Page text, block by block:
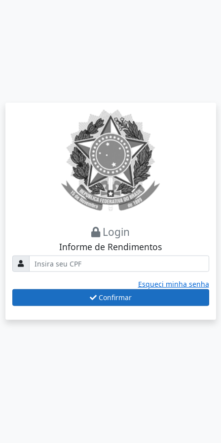
Login
Informe de Rendimentos
Esqueci minha senha
Confirmar